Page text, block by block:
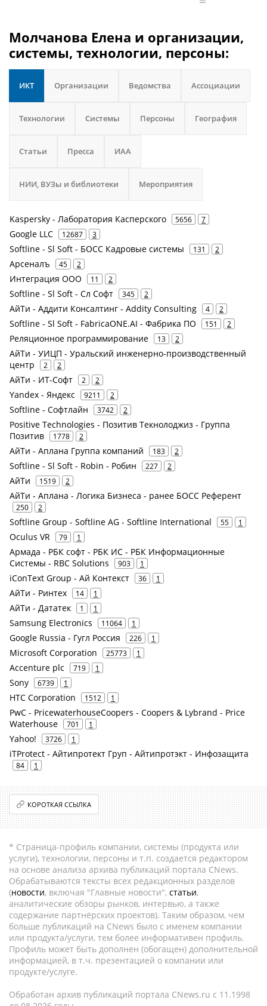
Молчанова Елена и организации,
системы, технологии, персоны:
ИКТ Организации Ведомства Ассоциации
Технологии Системы Персоны География
Статьи Пресса ИАА
НИИ, ВУЗы и библиотеки Мероприятия
Kaspersky - Лаборатория Касперского 5656 7
Google LLC 12687 3
Softline - Sl Soft - БОСС Кадровые системы 131 2
Арсеналъ 45 2
Интеграция ООО 11 2
Softline - Sl Soft - Сл Софт 345 2
АйТи - Аддити Консалтинг - Addity Consulting 4 2
Softline - Sl Soft - FabricaONE.AI - Фабрика ПО 151 2
Реляционное программирование 13 2
АйТи - УИЦП - Уральский инженерно-производственный
центр
2 2
АйТи - ИТ-Софт 2 2
Yandex - Яндекс 9211 2
Softline - Софтлайн 3742 2
Positive Technologies - Позитив Текнолоджиз - Группа
Позитив
1778 2
АйТи - Аплана Группа компаний 183 2
Softline - Sl Soft - Robin - Робин 227 2
АйТи 1519 2
АйТи - Аплана - Логика Бизнеса - ранее БОСС Референт
250 2
Softline Group - Softline AG - Softline International 55 1
Oculus VR 79 1
Армада - РБК софт - РБК ИС - РБК Информационные
Системы - RBC Solutions
903 1
iConText Group - Ай Контекст 36 1
АйТи - Ринтех 14 1
АйТи - Дататек 1 1
Samsung Electronics 11064 1
Google Russia - Гугл Россия 226 1
Microsoft Corporation 25773 1
Accenture plc 719 1
Sony 6739 1
HTC Corporation 1512 1
PwC - PricewaterhouseCoopers - Coopers & Lybrand - Price
Waterhouse
701 1
Yahoo! 3726 1
iTProtect - Айтипротект Груп - Айтипротэкт - Инфозащита
84 1
КОРОТКАЯ ССЫЛКА
* Страница-профиль компании, системы (продукта или
услуги), технологии, персоны и т.п. создается редактором
на основе анализа архива публикаций портала CNews.
Обрабатываются тексты всех редакционных разделов
(новости, включая "Главные новости", статьи,
аналитические обзоры рынков, интервью, а также
содержание партнёрских проектов). Таким образом, чем
больше публикаций на CNews было с именем компании
или продукта/услуги, тем более информативен профиль.
Профиль может быть дополнен (обогащен) дополнительной
информацией, в т.ч. презентацией о компании или
продукте/услуге.
Обработан архив публикаций портала CNews.ru c 11.1998